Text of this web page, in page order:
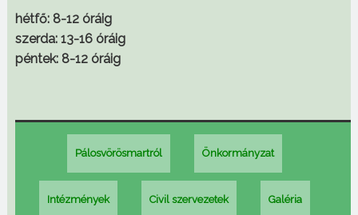
hétfő: 8-12 óráig
szerda: 13-16 óráig
péntek: 8-12 óráig
Pálosvörösmartról Önkormányzat
Intézmények Civil szervezetek Galéria